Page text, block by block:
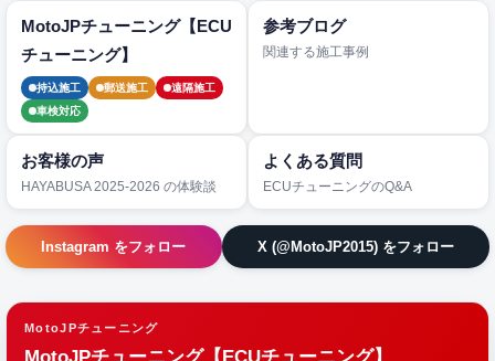
MotoJPチューニング【ECU
チューニング】
持込施工 郵送施工
遠隔施工
車検対応
参考ブログ
関連する施工事例
お客様の声
HAYABUSA 2025-2026 の体験談
よくある質問
ECUチューニングのQ&A
Instagram をフォロー X (@MotoJP2015) をフォロー
MotoJPチューニング
MotoJPチューニング【ECUチューニング】